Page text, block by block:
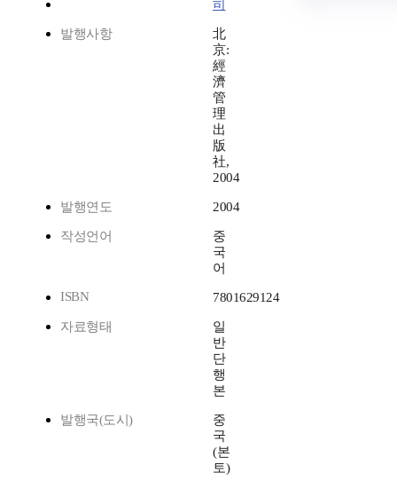
司
발행사항
北
京:
經
濟
管
理
出
版
社,
2004
발행연도 2004
작성언어
중
국
어
ISBN
7801629124
자료형태
일
반
단
행
본
발행국(도시)
중
국
(본
토)